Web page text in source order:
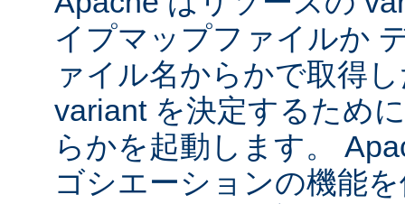
イプマップファイルか
ァイル名からかで取得
variant を決定するため
らかを起動します。
ゴシエーションの機能